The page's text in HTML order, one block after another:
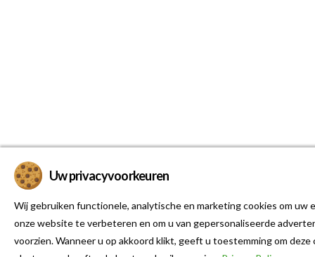
Uw privacyvoorkeuren
Wij gebruiken functionele, analytische en marketing cookies om uw
onze website te verbeteren en om u van gepersonaliseerde
voorzien. Wanneer u op akkoord klikt, geeft u toestemming om deze